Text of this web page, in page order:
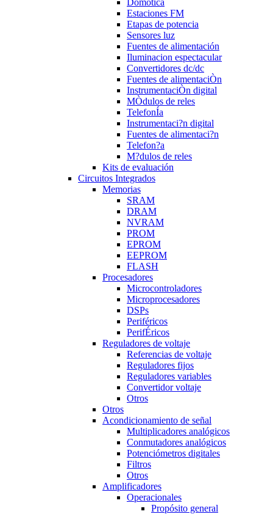
Estaciones FM
Etapas de potencia
Sensores luz
Fuentes de alimentación
Iluminacion espectacular
Convertidores dc/dc
Fuentes de alimentaciÒn
InstrumentaciÒn digital
MÒdulos de reles
TelefonÍa
Instrumentaci?n digital
Fuentes de alimentaci?n
Telefon?a
M?dulos de reles
Kits de evaluación
Circuitos Integrados
Memorias
SRAM
DRAM
NVRAM
PROM
EPROM
EEPROM
FLASH
Procesadores
Microcontroladores
Microprocesadores
DSPs
Periféricos
PerifÉricos
Reguladores de voltaje
Referencias de voltaje
Reguladores fijos
Reguladores variables
Convertidor voltaje
Otros
Otros
Acondicionamiento de señal
Multiplicadores analógicos
Conmutadores analógicos
Potenciómetros digitales
Filtros
Otros
Amplificadores
Operacionales
Propósito general